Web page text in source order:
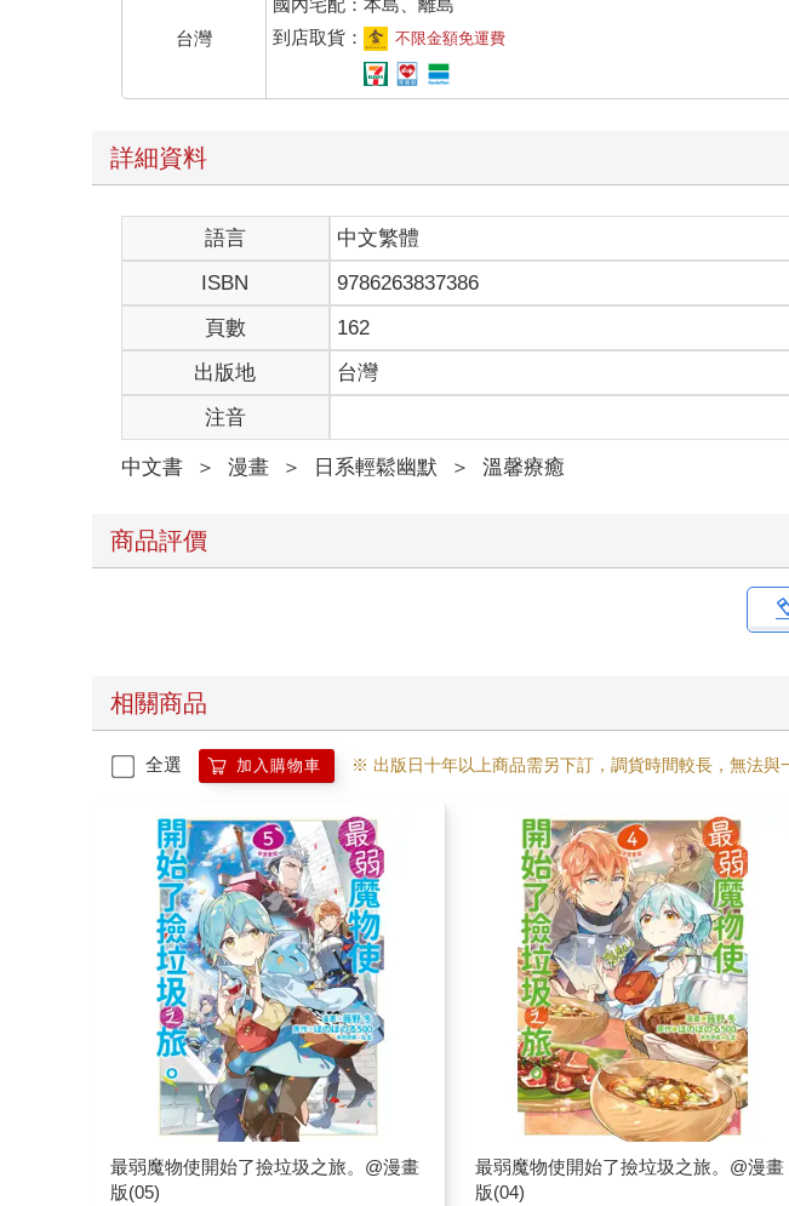
台灣
國內宅配：本島、離島
到店取貨：
不限金額免運費
詳細資料
語言 中文繁體
ISBN
9786263837386
頁數
162
出版地
台灣
注音
中文書 ＞ 漫畫 ＞ 日系輕鬆幽默 ＞ 溫馨療癒
商品評價
相關商品
全選 加入購物車 ※ 出版日十年以上商品需另下訂，調貨時間較長，無法與
最弱魔物使開始了撿垃圾之旅。@漫畫
版(05)
最弱魔物使開始了撿垃圾之旅。@漫畫
版(04)